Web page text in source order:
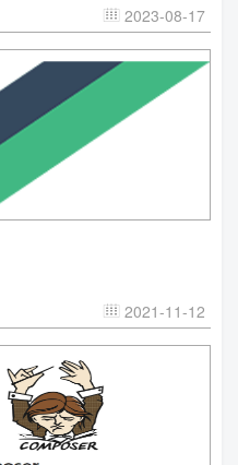
 2023-08-17
 2021-11-12